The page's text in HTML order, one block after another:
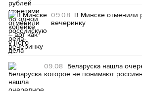
09.08 В Минске отменили
вечеринку
09.08 Беларуска нашла
которое не понимают